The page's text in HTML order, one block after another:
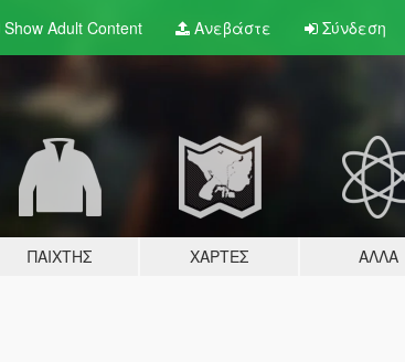
Show Adult Content Ανεβάστε Σύνδεση
ΠΑΊΧΤΗΣ ΧΆΡΤΕΣ ΆΛΛΑ